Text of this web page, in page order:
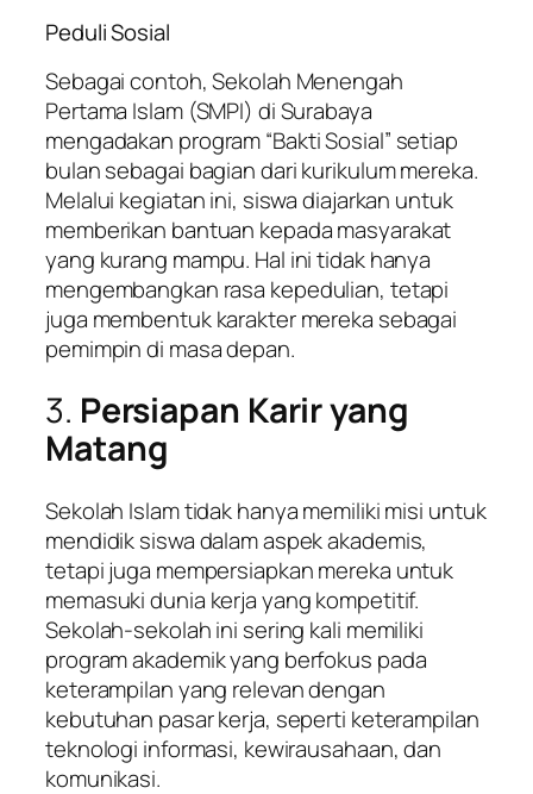
Peduli Sosial
Sebagai contoh, Sekolah Menengah
Pertama Islam (SMPI) di Surabaya
mengadakan program “Bakti Sosial” setiap
bulan sebagai bagian dari kurikulum mereka.
Melalui kegiatan ini, siswa diajarkan untuk
memberikan bantuan kepada masyarakat
yang kurang mampu. Hal ini tidak hanya
mengembangkan rasa kepedulian, tetapi
juga membentuk karakter mereka sebagai
pemimpin di masa depan.
3. Persiapan Karir yang
Matang
Sekolah Islam tidak hanya memiliki misi untuk
mendidik siswa dalam aspek akademis,
tetapi juga mempersiapkan mereka untuk
memasuki dunia kerja yang kompetitif.
Sekolah-sekolah ini sering kali memiliki
program akademik yang berfokus pada
keterampilan yang relevan dengan
kebutuhan pasar kerja, seperti keterampilan
teknologi informasi, kewirausahaan, dan
komunikasi.